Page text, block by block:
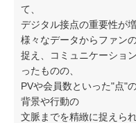
て、
デジタル接点の重要性が
様々なデータからファン
捉え、コミュニケーショ
ったものの、
PVや会員数といった"点"
背景や行動の
文脈までを精緻に捉えられ